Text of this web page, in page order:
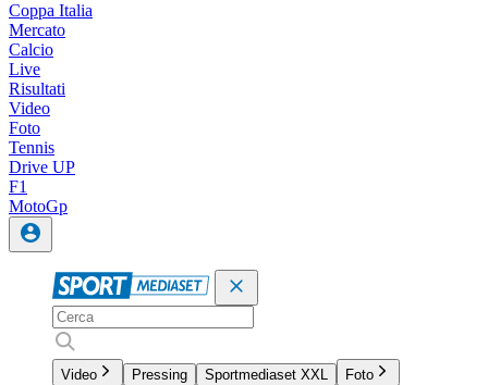
Coppa Italia
Mercato
Calcio
Live
Risultati
Video
Foto
Tennis
Drive UP
F1
MotoGp
Video Pressing Sportmediaset XXL
Foto